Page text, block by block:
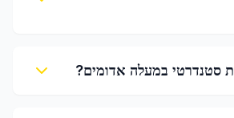
סטנדרטי במעלה אדומים?